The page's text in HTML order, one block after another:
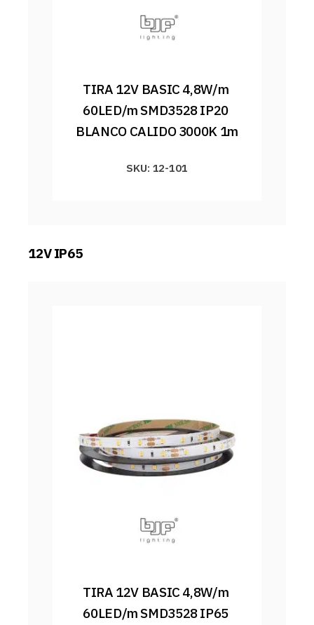
TIRA 12V BASIC 4,8W/m
60LED/m SMD3528 IP20
BLANCO CALIDO 3000K 1m
SKU: 12-101
12V IP65
TIRA 12V BASIC 4,8W/m
60LED/m SMD3528 IP65